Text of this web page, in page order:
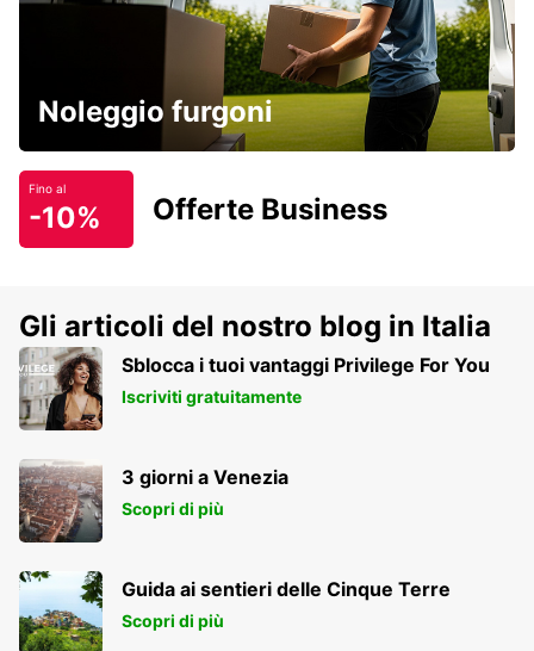
Noleggio furgoni
Fino al
-10% Offerte Business
Gli articoli del nostro blog in Italia
Sblocca i tuoi vantaggi Privilege For You
Iscriviti gratuitamente
3 giorni a Venezia
Scopri di più
Guida ai sentieri delle Cinque Terre
Scopri di più